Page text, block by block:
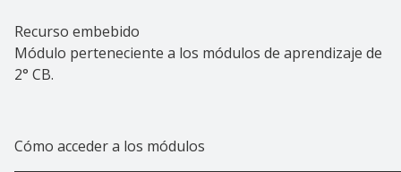
Recurso embebido
Módulo perteneciente a los módulos de aprendizaje de
2° CB.
Cómo acceder a los módulos